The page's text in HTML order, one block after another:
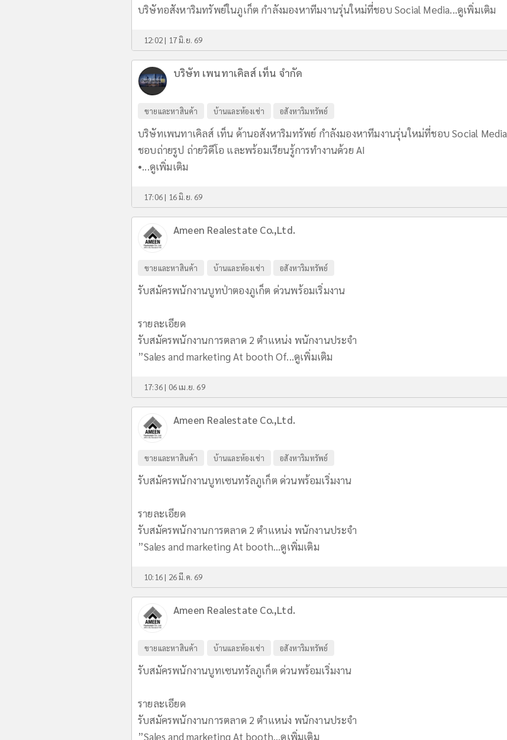
บริษัทอสังหาริมทรัพย์ในภูเก็ต กำลังมองหาทีมงานรุ่นใหม่ที่ชอบ Social Media...ดูเพิ่มเติม
12:02 | 17 มิ.ย. 69
บริษัท เพนทาเคิลส์ เท็น จำกัด
ขายและหาสินค้า บ้านและห้องเช่า อสังหาริมทรัพย์
บริษัทเพนทาเคิลส์ เท็น ด้านอสังหาริมทรัพย์ กำลังมองหาทีมงานรุ่นใหม่ที่ชอบ Social Media
ชอบถ่ายรูป ถ่ายวิดีโอ และพร้อมเรียนรู้การทำงานด้วย AI
•...ดูเพิ่มเติม
17:06 | 16 มิ.ย. 69
Ameen Realestate Co.,Ltd.
ขายและหาสินค้า บ้านและห้องเช่า อสังหาริมทรัพย์
รับสมัครพนักงานบูทป่าตองภูเก็ต ด่วนพร้อมเริ่มงาน
รายละเอียด
รับสมัครพนักงานการตลาด 2 ตำแหน่ง พนักงานประจำ
”Sales and marketing At booth Of...ดูเพิ่มเติม
17:36 | 06 เม.ย. 69
Ameen Realestate Co.,Ltd.
ขายและหาสินค้า บ้านและห้องเช่า อสังหาริมทรัพย์
รับสมัครพนักงานบูทเซนทรัลภูเก็ต ด่วนพร้อมเริ่มงาน
รายละเอียด
รับสมัครพนักงานการตลาด 2 ตำแหน่ง พนักงานประจำ
”Sales and marketing At booth...ดูเพิ่มเติม
10:16 | 26 มี.ค. 69
Ameen Realestate Co.,Ltd.
ขายและหาสินค้า บ้านและห้องเช่า อสังหาริมทรัพย์
รับสมัครพนักงานบูทเซนทรัลภูเก็ต ด่วนพร้อมเริ่มงาน
รายละเอียด
รับสมัครพนักงานการตลาด 2 ตำแหน่ง พนักงานประจำ
”Sales and marketing At booth...ดูเพิ่มเติม